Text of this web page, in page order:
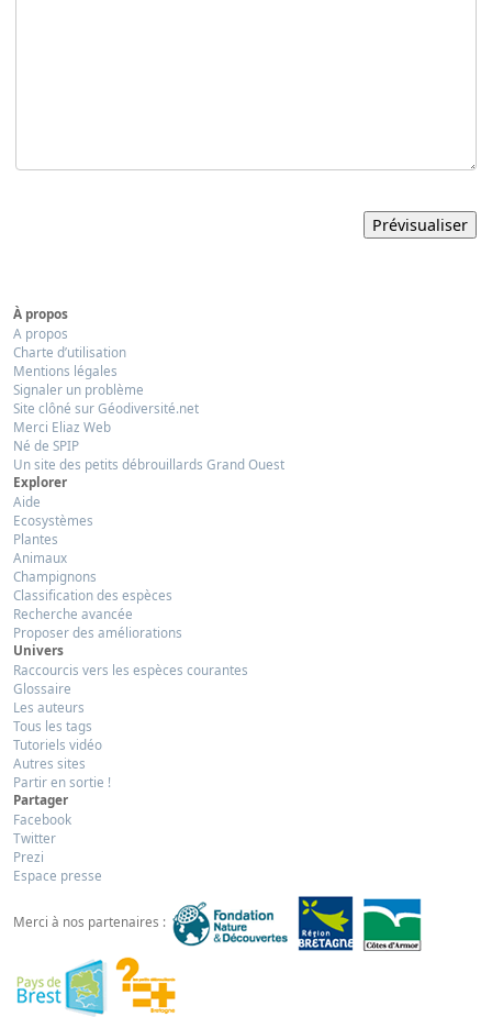
À propos
A propos
Charte d’utilisation
Mentions légales
Signaler un problème
Site clôné sur Géodiversité.net
Merci Eliaz Web
Né de SPIP
Un site des petits débrouillards Grand Ouest
Explorer
Aide
Ecosystèmes
Plantes
Animaux
Champignons
Classification des espèces
Recherche avancée
Proposer des améliorations
Univers
Raccourcis vers les espèces courantes
Glossaire
Les auteurs
Tous les tags
Tutoriels vidéo
Autres sites
Partir en sortie !
Partager
Facebook
Twitter
Prezi
Espace presse
Merci à nos partenaires :